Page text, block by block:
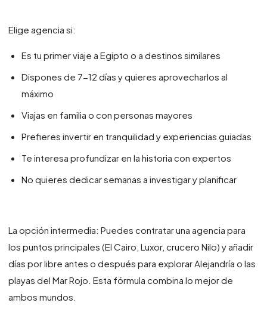
Elige agencia si:
Es tu primer viaje a Egipto o a destinos similares
Dispones de 7-12 días y quieres aprovecharlos al
máximo
Viajas en familia o con personas mayores
Prefieres invertir en tranquilidad y experiencias guiadas
Te interesa profundizar en la historia con expertos
No quieres dedicar semanas a investigar y planificar
La opción intermedia: Puedes contratar una agencia para
los puntos principales (El Cairo, Luxor, crucero Nilo) y añadir
días por libre antes o después para explorar Alejandría o las
playas del Mar Rojo. Esta fórmula combina lo mejor de
ambos mundos.